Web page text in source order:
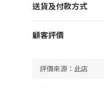
送貨及付款方式
顧客評價